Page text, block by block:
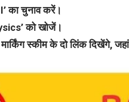
का चुनाव करें।
को खोजें।
स्कीम के दो लिंक दिखेंगे,